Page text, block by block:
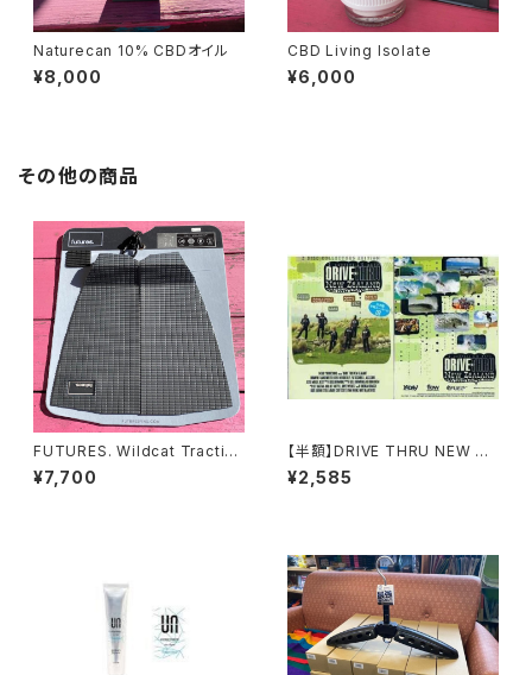
Naturecan 10% CBDオイル
¥8,000
CBD Living Isolate
¥6,000
その他の商品
FUTURES. Wildcat Traction
- Black
¥7,700
【半額】DRIVE THRU NEW ZE
ALAND DVD ドライブスル
ー ニュジーランド
¥2,585